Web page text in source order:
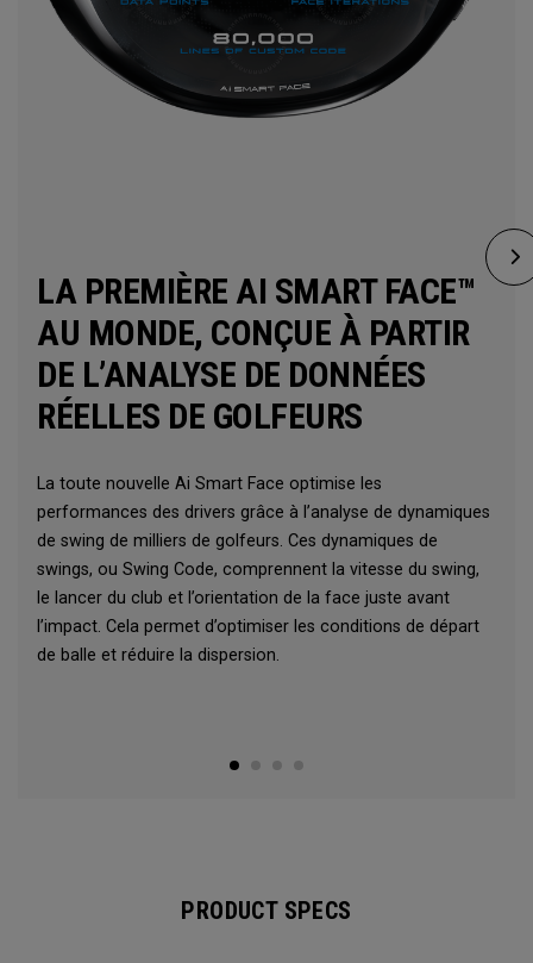
LA PREMIÈRE AI SMART FACE™
AU MONDE, CONÇUE À PARTIR
DE L’ANALYSE DE DONNÉES
RÉELLES DE GOLFEURS
La toute nouvelle Ai Smart Face optimise les
performances des drivers grâce à l’analyse de dynamiques
de swing de milliers de golfeurs. Ces dynamiques de
swings, ou Swing Code, comprennent la vitesse du swing,
le lancer du club et l’orientation de la face juste avant
l’impact. Cela permet d’optimiser les conditions de départ
de balle et réduire la dispersion.
PRODUCT SPECS